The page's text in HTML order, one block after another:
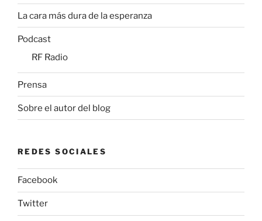
La cara más dura de la esperanza
Podcast
RF Radio
Prensa
Sobre el autor del blog
REDES SOCIALES
Facebook
Twitter